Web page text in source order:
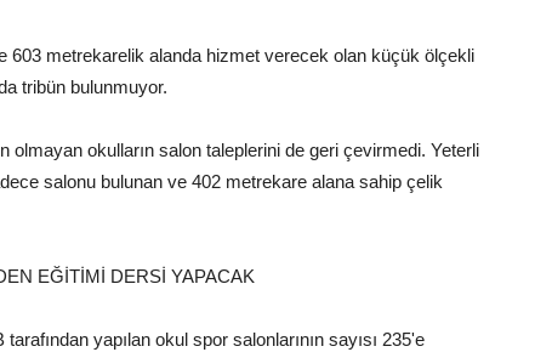
603 metrekarelik alanda hizmet verecek olan küçük ölçekli
tribün bulunmuyor.
okulların salon taleplerini de geri çevirmedi. Yeterli
salonu bulunan ve 402 metrekare alana sahip çelik
EĞİTİMİ DERSİ YAPACAK
yapılan okul spor salonlarının sayısı 235'e